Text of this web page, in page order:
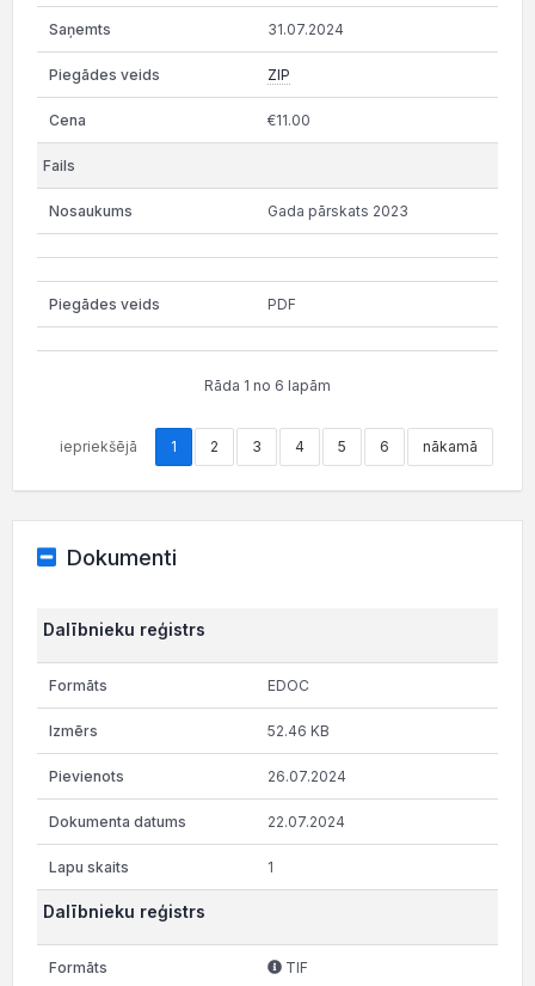
31.07.2024
ZIP
€11.00
Gada pārskats 2023
PDF
Rāda 1 no 6 lapām
iepriekšējā 1 2 3 4 5 6 nākamā
Dokumenti
Dalībnieku reģistrs
EDOC
52.46 KB
26.07.2024
22.07.2024
1
Dalībnieku reģistrs
TIF